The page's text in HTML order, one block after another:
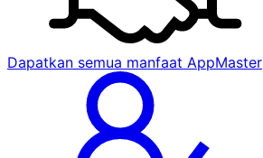
Dapatkan semua manfaat AppMaster